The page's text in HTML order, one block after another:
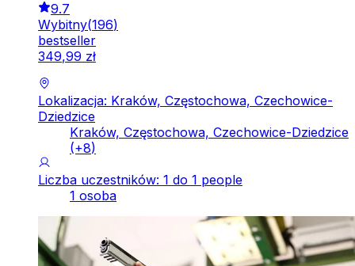
9.7
Wybitny(196)
bestseller
349,99 zł
Lokalizacja: Kraków, Częstochowa, Czechowice-
Dziedzice
Kraków, Częstochowa, Czechowice-Dziedzice
(+8)
Liczba uczestników: 1 do 1 people
1 osoba